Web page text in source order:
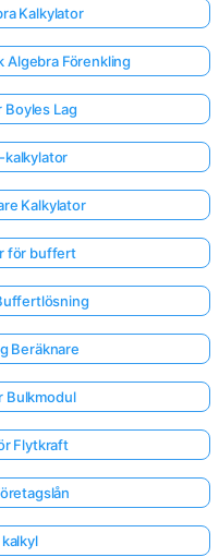
Kalkylator
Algebra Förenkling
Boyles Lag
kalkylator
Kalkylator
för buffert
Beräknare
Bulkmodul
Flytkraft